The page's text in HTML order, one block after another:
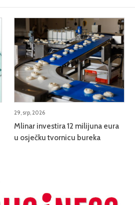
29, srp, 2026
Mlinar investira 12 milijuna eura
u osječku tvornicu bureka